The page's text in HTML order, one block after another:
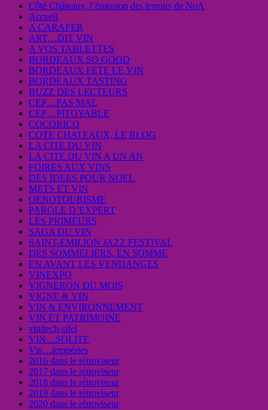
Côté Châteaux, l’émission des terroirs de NoA
Accueil
A CARAFER
ART…DIT VIN
A VOS TABLETTES
BORDEAUX SO GOOD
BORDEAUX FETE LE VIN
BORDEAUX TASTING
BUZZ DES LECTEURS
CEP…PAS MAL
CEP…PITOYABLE
COCORICO
COTE CHATEAUX, LE BLOG
LA CITE DU VIN
LA CITE DU VIN A UN AN
FOIRES AUX VINS
DES IDEES POUR NOEL
METS ET VIN
OENOTOURISME
PAROLE D’EXPERT
LES PRIMEURS
SAGA DU VIN
SAINT-EMILION JAZZ FESTIVAL
DES SOMMELIERS, EN SOMME
EN AVANT LES VENDANGES
VINEXPO
VIGNERON DU MOIS
VIGNE & VIN
VIN & ENVIRONNEMENT
VIN ET PATRIMOINE
vinitech-sifel
VIN…SOLITE
Vin…tempéries
2016 dans le rétroviseur
2017 dans le rétroviseur
2018 dans le rétroviseur
2019 dans le rétroviseur
2020 dans le rétroviseur